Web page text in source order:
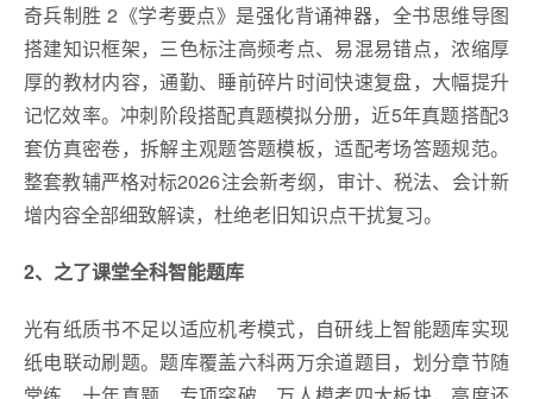
奇兵制胜 2《学考要点》是强化背诵神器，全书思维导图
搭建知识框架，三色标注高频考点、易混易错点，浓缩厚
厚的教材内容，通勤、睡前碎片时间快速复盘，大幅提升
记忆效率。冲刺阶段搭配真题模拟分册，近5年真题搭配3
套仿真密卷，拆解主观题答题模板，适配考场答题规范。
整套教辅严格对标2026注会新考纲，审计、税法、会计新
增内容全部细致解读，杜绝老旧知识点干扰复习。
2、之了课堂全科智能题库
光有纸质书不足以适应机考模式，自研线上智能题库实现
纸电联动刷题。题库覆盖六科两万余道题目，划分章节随